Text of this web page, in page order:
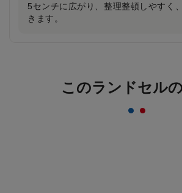
一般的な反射材はシルバーカラーが多
ピカッは素材の上に特殊加工を施すこ
5センチに広がり、整理整頓しやすく
きます。
このランドセル